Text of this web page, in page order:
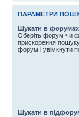
ПАРАМЕТРИ
Шукати в
Оберіть форум чи
прискорення
форум і увімкнути
Шукати в